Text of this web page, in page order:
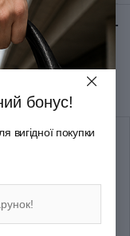
бонус!
покупки